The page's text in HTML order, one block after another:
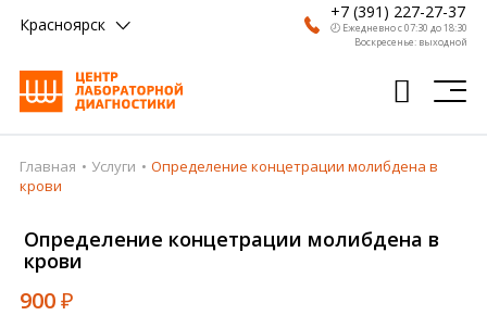
Красноярск
+7 (391) 227-27-37
🕗 Ежедневно с 07:30 до 18:30
Воскресенье: выходной
Главная
Врачи
Получить результат
Главная Услуги
Определение концетрации молибдена в
крови
Определение концетрации молибдена в
крови
900₽